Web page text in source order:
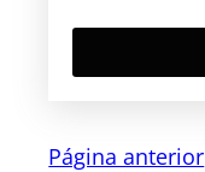
Página anterior